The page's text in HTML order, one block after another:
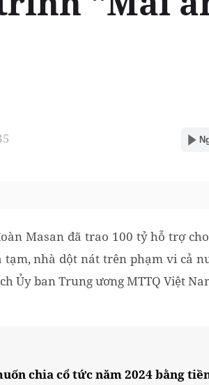
Masan đã trao 100 tỷ hỗ trợ
nhà dột nát trên phạm vi cả
Ủy ban Trung ương MTTQ Việt
chia cổ tức năm 2024 bằng